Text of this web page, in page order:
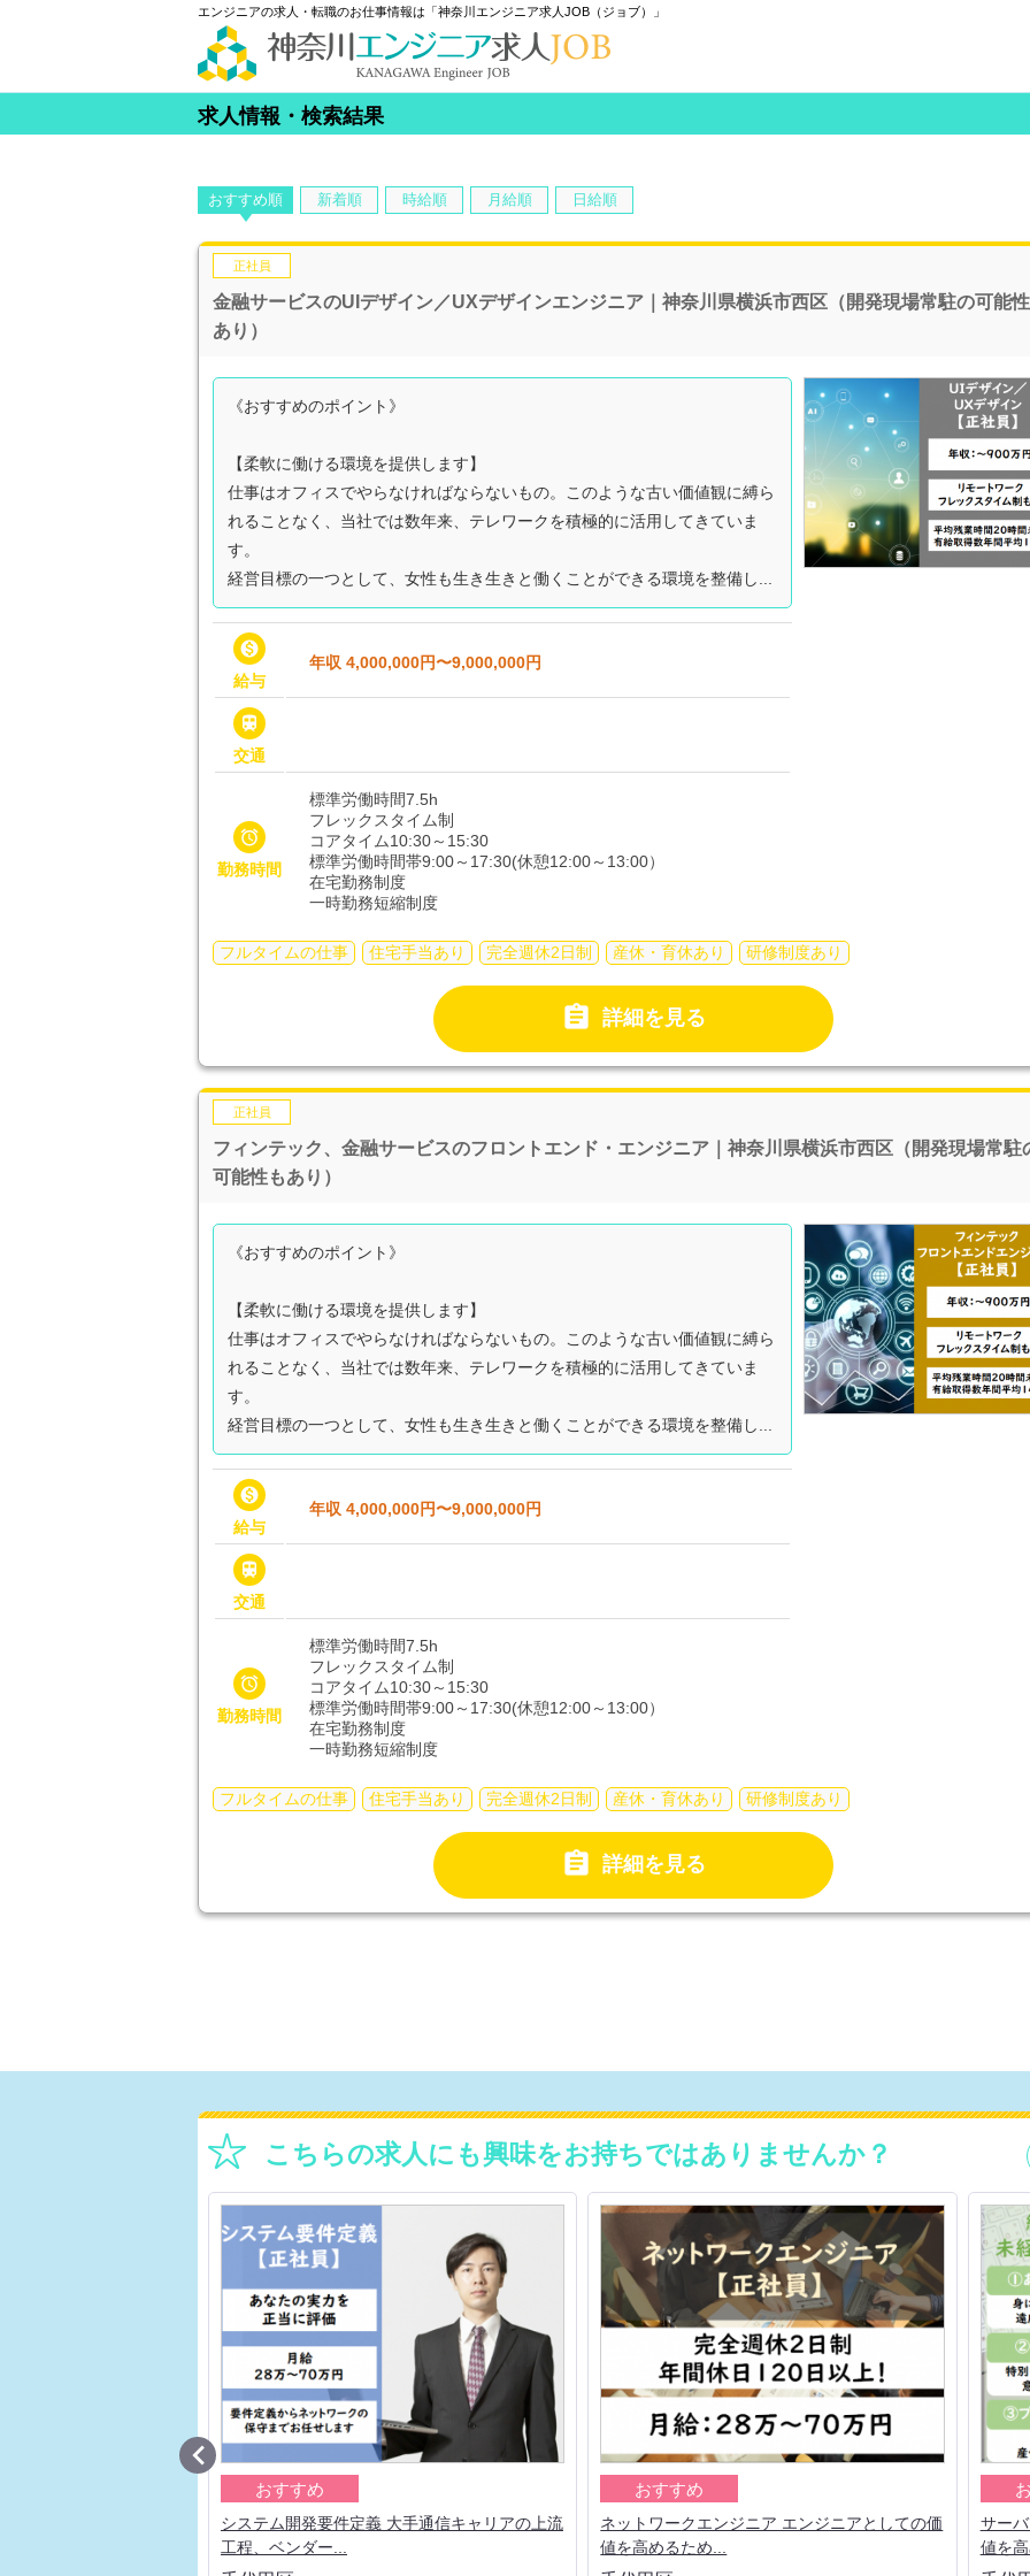
エンジニアの求人・転職のお仕事情報は「神奈川エンジニア求人JOB（ジョブ）」
求人情報・検索結果
おすすめ順 新着順 時給順 月給順 日給順
正社員
金融サービスのUIデザイン／UXデザインエンジニア｜神奈川県横浜市西区（開発現場常駐の可能
あり）
《おすすめのポイント》
【柔軟に働ける環境を提供します】
仕事はオフィスでやらなければならないもの。このような古い価値観に縛ら
れることなく、当社では数年来、テレワークを積極的に活用してきていま
す。
経営目標の一つとして、女性も生き生きと働くことができる環境を整備し...

給与
年収 4,000,000円〜9,000,000円

交通

勤務時間
標準労働時間7.5h
フレックスタイム制
コアタイム10:30～15:30
標準労働時間帯9:00～17:30(休憩12:00～13:00）
在宅勤務制度
一時勤務短縮制度
フルタイムの仕事 住宅手当あり 完全週休2日制 産休・育休あり 研修制度あり
 詳細を見る
正社員
フィンテック、金融サービスのフロントエンド・エンジニア｜神奈川県横浜市西区（開発現場常駐
可能性もあり）
《おすすめのポイント》
【柔軟に働ける環境を提供します】
仕事はオフィスでやらなければならないもの。このような古い価値観に縛ら
れることなく、当社では数年来、テレワークを積極的に活用してきていま
す。
経営目標の一つとして、女性も生き生きと働くことができる環境を整備し...

給与
年収 4,000,000円〜9,000,000円

交通

勤務時間
標準労働時間7.5h
フレックスタイム制
コアタイム10:30～15:30
標準労働時間帯9:00～17:30(休憩12:00～13:00）
在宅勤務制度
一時勤務短縮制度
フルタイムの仕事 住宅手当あり 完全週休2日制 産休・育休あり 研修制度あり
 詳細を見る
こちらの求人にも興味をお持ちではありませんか？
おすすめ
システム開発要件定義 大手通信キャリアの上流
工程、ベンダー...
おすすめ
ネットワークエンジニア エンジニアとしての価
値を高めるため...
サー
値を
